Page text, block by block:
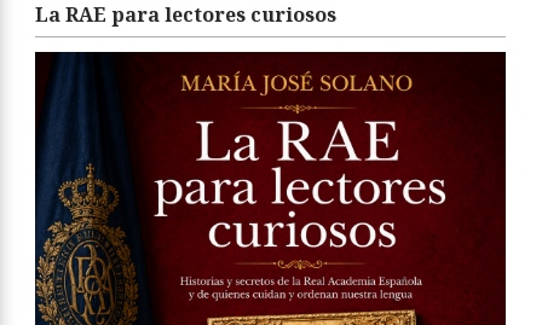
La RAE para lectores curiosos